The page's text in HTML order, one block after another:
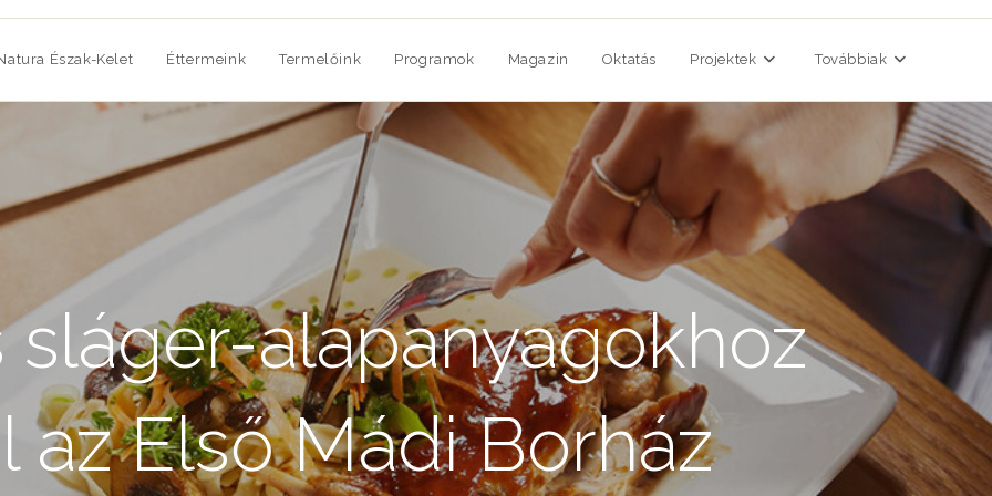
Észak-Kelet Éttermeink Termelőink Programok Magazin Oktatás Projektek Továbbiak
sláger-alapanyagokhoz
az Első Mádi Borház